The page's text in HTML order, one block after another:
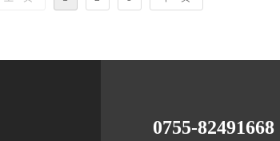
0755-82491668